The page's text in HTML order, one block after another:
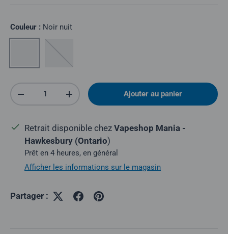
Couleur : Noir nuit
Noir de minuit
Quantité
Réduire la quantitéAugmenter la quantitéAjouter au panier
Retrait disponible chez Vapeshop Mania -
Hawkesbury (Ontario)
Prêt en 4 heures, en général
Afficher les informations sur le magasin
Partager :